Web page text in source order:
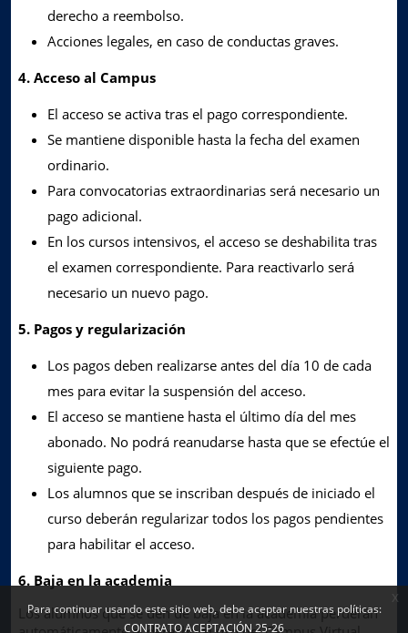
Para continuar usando este sitio web, debe aceptar nuestras políticas:
CONTRATO ACEPTACIÓN 25-26
x
derecho a reembolso.
Acciones legales, en caso de conductas graves.
4. Acceso al Campus
El acceso se activa tras el pago correspondiente.
Se mantiene disponible hasta la fecha del examen
ordinario.
Para convocatorias extraordinarias será necesario un
pago adicional.
En los cursos intensivos, el acceso se deshabilita tras
el examen correspondiente. Para reactivarlo será
necesario un nuevo pago.
5. Pagos y regularización
Los pagos deben realizarse antes del día 10 de cada
mes para evitar la suspensión del acceso.
El acceso se mantiene hasta el último día del mes
abonado. No podrá reanudarse hasta que se efectúe el
siguiente pago.
Los alumnos que se inscriban después de iniciado el
curso deberán regularizar todos los pagos pendientes
para habilitar el acceso.
6. Baja en la academia
Los alumnos que se den de baja en la academia perderán